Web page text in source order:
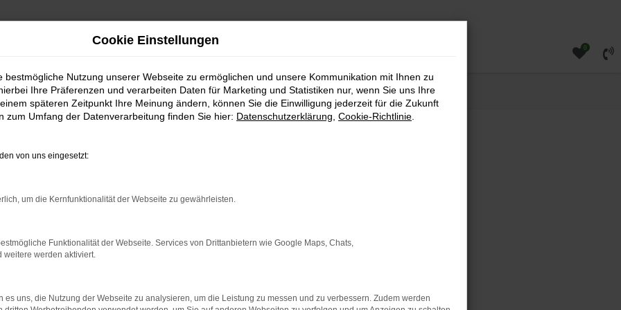
0
große Auswahl an sofort verfügbaren Neu- und Gebrauchtwagen direkt bei uns
einem geräumigen Familienauto oder einem sportlichen SUV suchen – bei
Cookie Einstellungen
bestmögliche Nutzung unserer Webseite zu ermöglichen und unsere Kommunikation mit Ihnen zu
Ihre Präferenzen und verarbeiten Daten für Marketing und Statistiken nur, wenn Sie uns Ihre
späteren Zeitpunkt Ihre Meinung ändern, können Sie die Einwilligung jederzeit für die Zukunft
zum Umfang der Datenverarbeitung finden Sie hier: Datenschutzerklärung Cookie-Richtlinie
von uns eingesetzt:
um die Kernfunktionalität der Webseite zu gewährleisten.
Funktionalität der Webseite. Services von Drittanbietern wie Google Maps, Chats,
weitere werden aktiviert.
es uns, die Nutzung der Webseite zu analysieren, um die Leistung zu messen und zu verbessern. Zudem werden